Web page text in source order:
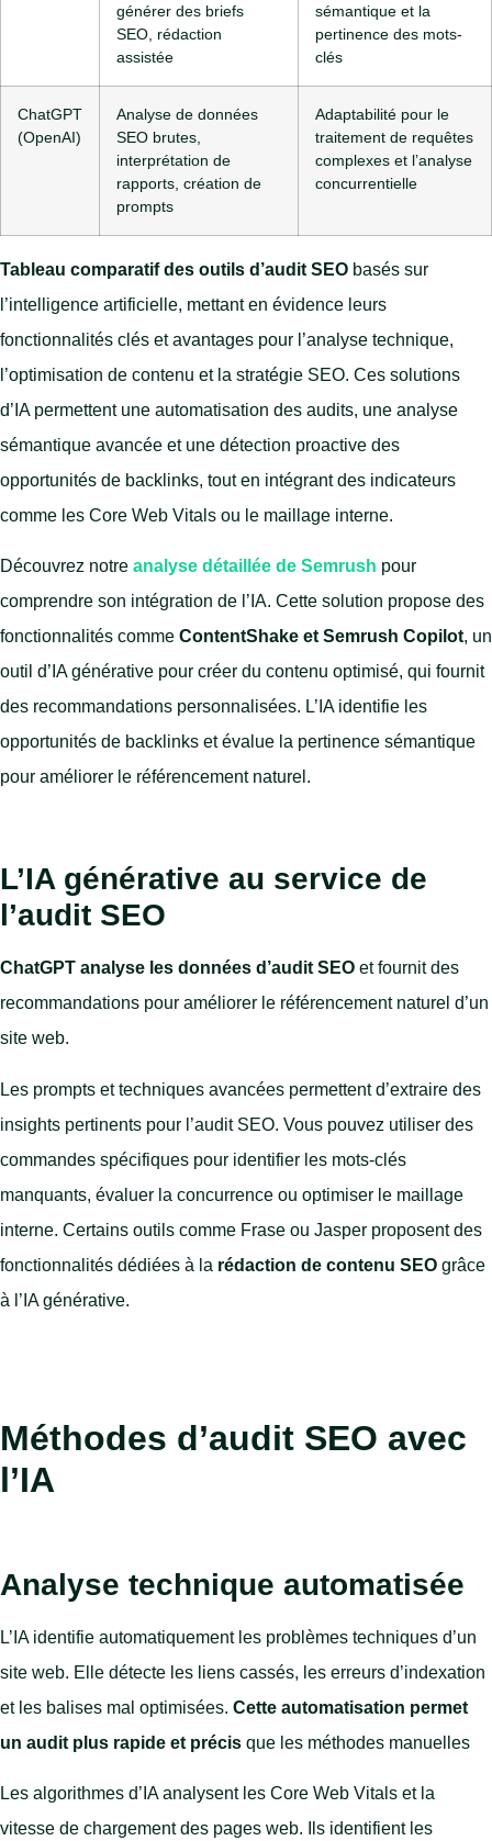
générer des briefs
SEO, rédaction
assistée
sémantique et la
pertinence des mots-
clés
ChatGPT
(OpenAI)
Analyse de données
SEO brutes,
interprétation de
rapports, création de
prompts
Adaptabilité pour le
traitement de requêtes
complexes et l’analyse
concurrentielle
Tableau comparatif des outils d’audit SEO basés sur
l’intelligence artificielle, mettant en évidence leurs
fonctionnalités clés et avantages pour l’analyse technique,
l’optimisation de contenu et la stratégie SEO. Ces solutions
d’IA permettent une automatisation des audits, une analyse
sémantique avancée et une détection proactive des
opportunités de backlinks, tout en intégrant des indicateurs
comme les Core Web Vitals ou le maillage interne.
Découvrez notre analyse détaillée de Semrush pour
comprendre son intégration de l’IA. Cette solution propose des
fonctionnalités comme ContentShake et Semrush Copilot, un
outil d’IA générative pour créer du contenu optimisé, qui fournit
des recommandations personnalisées. L’IA identifie les
opportunités de backlinks et évalue la pertinence sémantique
pour améliorer le référencement naturel.
L’IA générative au service de
l’audit SEO
ChatGPT analyse les données d’audit SEO et fournit des
recommandations pour améliorer le référencement naturel d’un
site web.
Les prompts et techniques avancées permettent d’extraire des
insights pertinents pour l’audit SEO. Vous pouvez utiliser des
commandes spécifiques pour identifier les mots-clés
manquants, évaluer la concurrence ou optimiser le maillage
interne. Certains outils comme Frase ou Jasper proposent des
fonctionnalités dédiées à la rédaction de contenu SEO grâce
à l’IA générative.
Méthodes d’audit SEO avec
l’IA
Analyse technique automatisée
L’IA identifie automatiquement les problèmes techniques d’un
site web. Elle détecte les liens cassés, les erreurs d’indexation
et les balises mal optimisées. Cette automatisation permet
un audit plus rapide et précis que les méthodes manuelles
Les algorithmes d’IA analysent les Core Web Vitals et la
vitesse de chargement des pages web. Ils identifient les